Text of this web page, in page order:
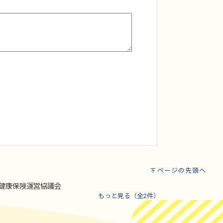
ページの先頭へ
康保険運営協議会
もっと見る（全2件）